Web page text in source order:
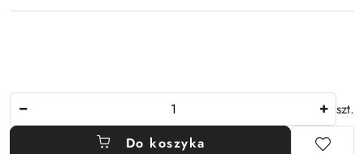
szt.
Do koszyka